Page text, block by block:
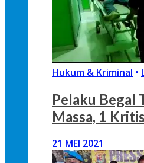
Hukum & Kriminal •
Pelaku Begal
Massa, 1 Kritis
21 MEI 2021